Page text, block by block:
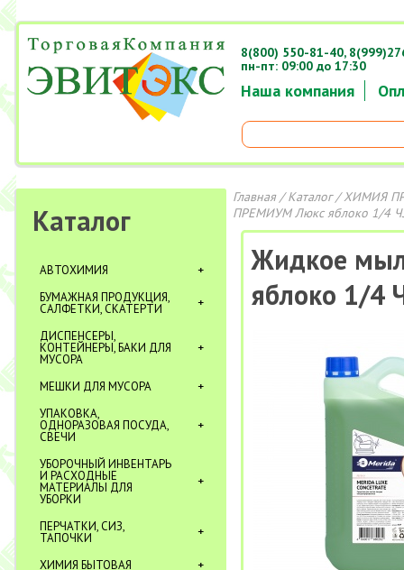
Наша компания
8(800) 550-81-40,
пн-пт: 09:00 до 17:30
Каталог
АВТОХИМИЯ
БУМАЖНАЯ ПРОДУКЦИЯ,
САЛФЕТКИ, СКАТЕРТИ
ДИСПЕНСЕРЫ,
КОНТЕЙНЕРЫ, БАКИ ДЛЯ
МУСОРА
МЕШКИ ДЛЯ МУСОРА
УПАКОВКА,
ОДНОРАЗОВАЯ ПОСУДА,
СВЕЧИ
УБОРОЧНЫЙ ИНВЕНТАРЬ
И РАСХОДНЫЕ
МАТЕРИАЛЫ ДЛЯ
УБОРКИ
ПЕРЧАТКИ, СИЗ,
ТАПОЧКИ
ХИМИЯ БЫТОВАЯ
Главная/Каталог/ХИМИЯ
ПРЕМИУМ Люкс яблоко 1/4
Жидкое
яблоко 1/4